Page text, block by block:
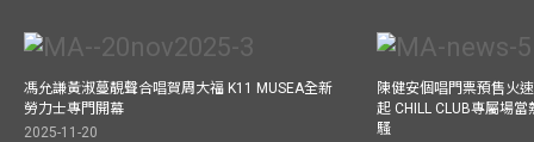
馮允謙黃淑蔓靚聲合唱賀周大福 K11 MUSEA全新
勞力士專門開幕
2025-11-20
陳健安個唱門票預售火
起 CHILL CLUB專屬場
騷